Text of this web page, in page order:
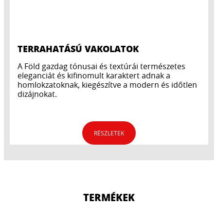
TERRAHATÁSÚ VAKOLATOK
A Föld gazdag tónusai és textúrái természetes
eleganciát és kifinomult karaktert adnak a
homlokzatoknak, kiegészítve a modern és időtlen
dizájnokat.
RÉSZLETEK
TERMÉKEK